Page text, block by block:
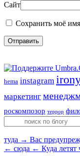
Сайт
Сохранить моё
hema instagram
маркетинг
роскомпозор террор
туда → Вас
← сюда ← Куда летят